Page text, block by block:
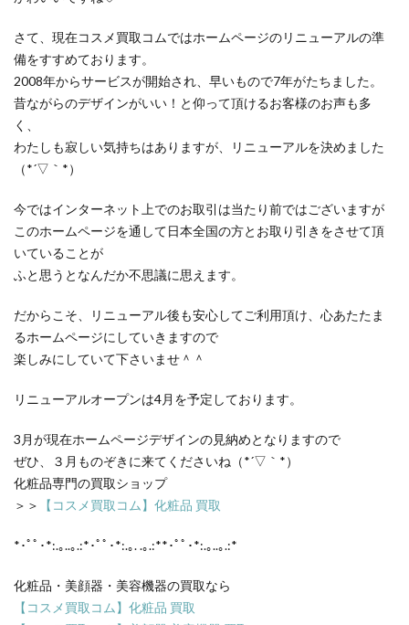
さて、現在コスメ買取コムではホームページのリニューアルの準
備をすすめております。
2008年からサービスが開始され、早いもので7年がたちました。
昔ながらのデザインがいい！と仰って頂けるお客様のお声も多
く、
わたしも寂しい気持ちはありますが、リニューアルを決めました
（*´▽｀*）
今ではインターネット上でのお取引は当たり前ではございますが
このホームページを通して日本全国の方とお取り引きをさせて頂
いていることが
ふと思うとなんだか不思議に思えます。
だからこそ、リニューアル後も安心してご利用頂け、心あたたま
るホームページにしていきますので
楽しみにしていて下さいませ＾＾
リニューアルオープンは4月を予定しております。
3月が現在ホームページデザインの見納めとなりますので
ぜひ、３月ものぞきに来てくださいね（*´▽｀*）
化粧品専門の買取ショップ
＞＞
【コスメ買取コム】化粧品 買取
*･ﾟﾟ･*:.｡..｡.:*･ﾟﾟ･*:.｡. .｡.:**･ﾟﾟ･*:.｡..｡.:*
化粧品・美顔器・美容機器の買取なら
【コスメ買取コム】化粧品 買取